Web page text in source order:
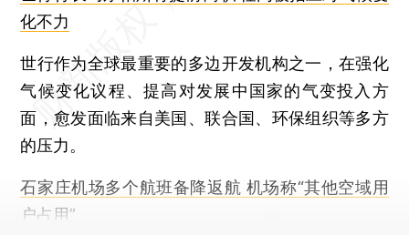
化不力
世行作为全球最重要的多边开发机构之一，在强化
气候变化议程、提高对发展中国家的气变投入方
面，愈发面临来自美国、联合国、环保组织等多方
的压力。
石家庄机场多个航班备降返航 机场称“其他空域用
户占用”